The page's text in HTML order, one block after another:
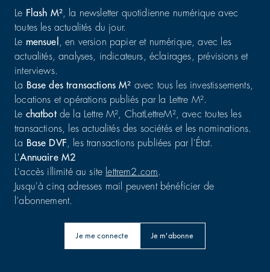
Le Flash M², la newsletter quotidienne numérique avec
toutes les actualités du jour.
Le mensuel , en version papier et numérique, avec les
actualités, analyses, indicateurs, éclairages, prévisions et
interviews.
La Base des transactions M² avec tous les investissements,
locations et opérations publiés par la Lettre M².
Le chatbotde la Lettre M², ChatLettreM², avec toutes les
transactions, les actualités des sociétés et les nominations.
La Base DVF, les transactions publiées par l'État.
L'Annuaire M2
L'accès illimité au site lettrem2.com.
Jusqu'à cinq adresses mail peuvent bénéficier de
l’abonnement.
Je me connecte Je m'abonne